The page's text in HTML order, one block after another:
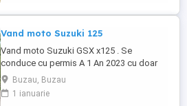
2025. Se află în stare absolut ...
Vand moto Suzuki 125
Vand moto Suzuki GSX x125 . Se
conduce cu permis A 1 An 2023 cu doar
5000km Stare impecabila , fara cazaturi
ITP valabil pana in noiembrie 2027 Revizii
si schimb de ulei in service autorizat
Buzau, Buzau
1 ianuarie